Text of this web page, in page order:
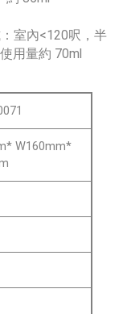
室內<120呎， 半
用量約 70ml
W160mm*